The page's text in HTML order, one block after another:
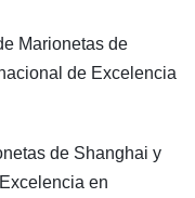
Marionetas de
de Excelencia
de Shanghai y
en